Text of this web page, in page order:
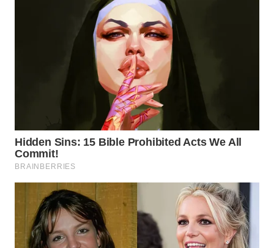
WN
SAMOSIR
WN
PADANG
LAWAS